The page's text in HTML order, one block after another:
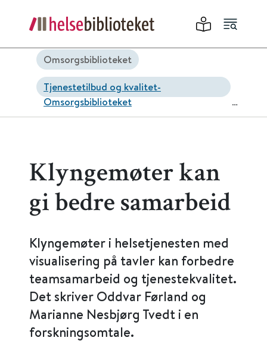
Omsorgsbiblioteket
Tjenestetilbud og kvalitet-
Omsorgsbiblioteket
Leve hele livet-Omsorgsbiblioteket
Klyngemøter kan
gi bedre samarbeid
Klyngemøter i helsetjenesten med
visualisering på tavler kan forbedre
teamsamarbeid og tjenestekvalitet.
Det skriver Oddvar Førland og
Marianne Nesbjørg Tvedt i en
forskningsomtale.